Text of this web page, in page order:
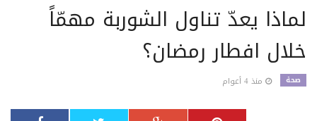
لماذا يعدّ تناول الشوربة مهمّاً
خلال افطار رمضان؟
صحة منذ 4 أعوام